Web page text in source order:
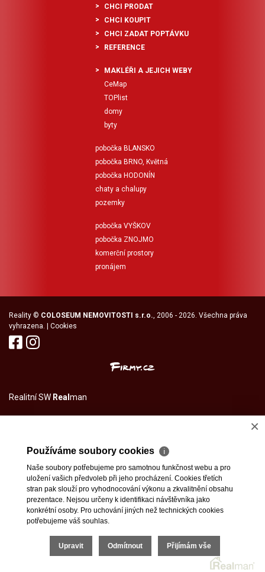
CHCI PRODAT
CHCI KOUPIT
CHCI ZADAT POPTÁVKU
REFERENCE
MAKLÉŘI A JEJICH WEBY
CeMap
TOPlist
domy
byty
pobočka BLANSKO
pobočka BRNO, Květná
pobočka HODONÍN
chaty a chalupy
pozemky
pobočka VYŠKOV
pobočka ZNOJMO
komerční prostory
pronájem
Reality © COLOSEUM NEMOVITOSTI s.r.o. , 2006 - 2026. Všechna práva
vyhrazena. | Cookies
Realitní SW Real man
×
Používáme soubory cookies ℹ
Naše soubory potřebujeme pro samotnou funkčnost webu a pro
uložení vašich předvoleb při jeho procházení. Cookies třetích
stran pak slouží pro vyhodnocování výkonu a zkvalitnění obsahu
prezentace. Nejsou určeny k identifikaci návštěvníka jako
konkrétní osoby. Pro uchování jiných než technických cookies
potřebujeme váš souhlas.
Upravit Odmítnout Přijímám vše